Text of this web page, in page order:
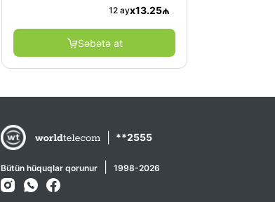
12 ayx13.25₼
Səbətə at
**2555
Bütün hüquqlar qorunur 1998-2026